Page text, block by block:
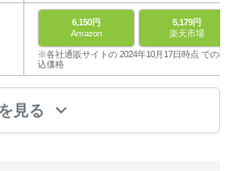
6,150円
Amazon
5,179円
楽天市場
※各社通販サイトの 2024年10月17日時点 での税
込価格
見る